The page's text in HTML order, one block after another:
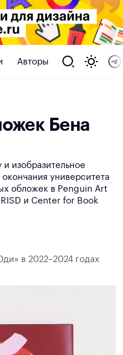
Авторы
Бена
и изобразительное
университета
обложек в Penguin Art
и Center for Book
в 2022–2024 годах